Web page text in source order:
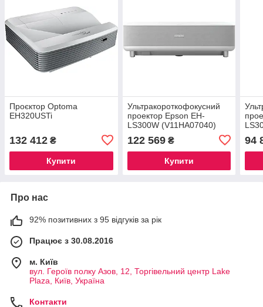
Проєктор Optoma
EH320USTi
132 412 ₴
Купити
Ультракороткофокусний
проектор Epson EH-
LS300W (V11HA07040)
122 569₴
Купити
94
Про нас
92% позитивних з 95 відгуків за рік
Працює з 30.08.2016
м. Київ
вул. Героїв полку Азов, 12, Торгівельний центр Lake
Plaza, Київ, Україна
Контакти